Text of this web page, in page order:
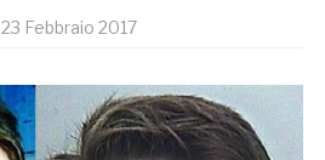
23 Febbraio 2017